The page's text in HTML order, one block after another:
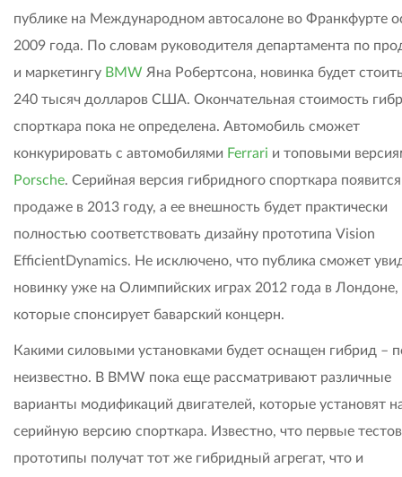
публике на Международном автосалоне во Франкфурте
2009 года. По словам руководителя департамента по
и маркетингу BMW Яна Робертсона, новинка будет
240 тысяч долларов США. Окончательная стоимость
спорткара пока не определена. Автомобиль сможет
конкурировать с автомобилями Ferrari и топовыми
Porsche. Серийная версия гибридного спорткара
продаже в 2013 году, а ее внешность будет практически
полностью соответствовать дизайну прототипа Vision
EfficientDynamics. Не исключено, что публика сможет
новинку уже на Олимпийских играх 2012 года в Лондоне,
которые спонсирует баварский концерн.
Какими силовыми установками будет оснащен гибрид –
неизвестно. В BMW пока еще рассматривают различные
варианты модификаций двигателей, которые установят
серийную версию спорткара. Известно, что первые
прототипы получат тот же гибридный агрегат, что и